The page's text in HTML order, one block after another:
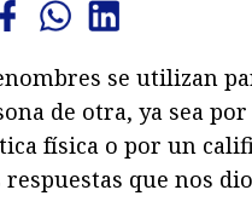
se utilizan
de otra, ya sea
física o por un
respuestas que nos